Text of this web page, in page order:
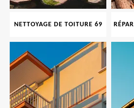
NETTOYAGE DE TOITURE 69